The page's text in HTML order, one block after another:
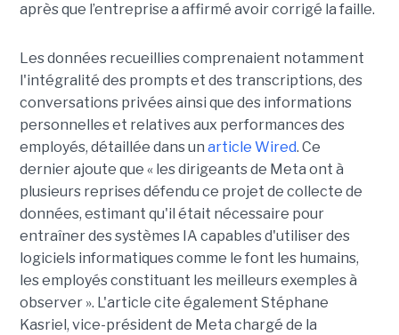
après que l’entreprise a affirmé avoir corrigé la faille.
Les données recueillies comprenaient notamment
l'intégralité des prompts et des transcriptions, des
conversations privées ainsi que des informations
personnelles et relatives aux performances des
employés, détaillée dans un article Wired. Ce
dernier ajoute que « les dirigeants de Meta ont à
plusieurs reprises défendu ce projet de collecte de
données, estimant qu'il était nécessaire pour
entraîner des systèmes IA capables d'utiliser des
logiciels informatiques comme le font les humains,
les employés constituant les meilleurs exemples à
observer ». L'article cite également Stéphane
Kasriel, vice-président de Meta chargé de la